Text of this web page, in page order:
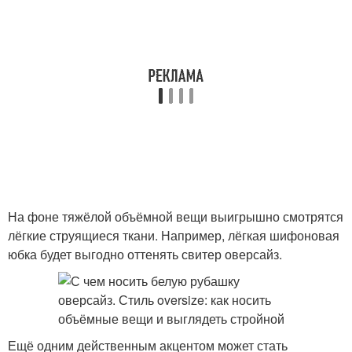
На фоне тяжёлой объёмной вещи выигрышно смотрятся
лёгкие струящиеся ткани. Например, лёгкая шифоновая
юбка будет выгодно оттенять свитер оверсайз.
Ещё одним действенным акцентом может стать